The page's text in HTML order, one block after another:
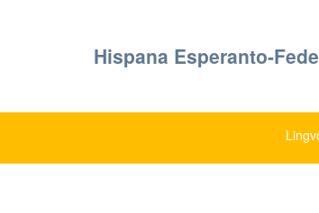
Hispana Esperanto-